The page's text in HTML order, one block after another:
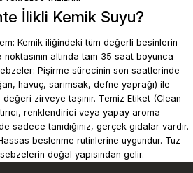
İlikli Kemik Suyu?
Kemik iliğindeki tüm değerli besinlerin
altında tam 35 saat boyunca
Pişirme sürecinin son saatlerinde
havuç, sarımsak, defne yaprağı) ile
zirveye taşınır. Temiz Etiket (Clean
renklendirici veya yapay aroma
sadece tanıdığınız, gerçek gıdalar vardır.
beslenme rutinlerine uygundur. Tuz
doğal yapısından gelir.